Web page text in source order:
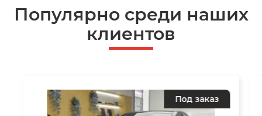
Популярно среди наших
клиентов
Под заказ